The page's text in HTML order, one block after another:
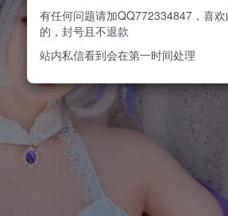
有任何问题请加QQ772334847，喜
的，封号且不退款
站内私信看到会在第一时间处理